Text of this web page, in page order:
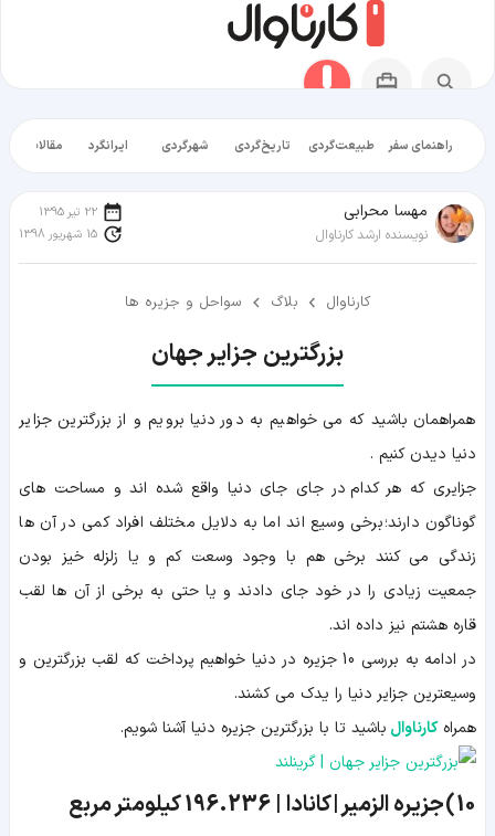
راهنمای سفر طبیعت‌گردی تاریخ‌گردی شهرگردی ایرانگرد مقالات
مهسا محرابی
نویسنده ارشد کارناوال
22 تیر 1395
15 شهریور 1398
کارناوال بلاگ سواحل و جزیره ها
بزرگترین جزایر جهان
همراهمان باشید که می خواهیم به دور دنیا برویم و از بزرگترین جزایر
دنیا دیدن کنیم .
جزایری که هر کدام در جای جای دنیا واقع شده اند و مساحت های
گوناگون دارند؛ برخی وسیع اند اما به دلایل مختلف افراد کمی در آن ها
زندگی می کنند برخی هم با وجود وسعت کم و یا زلزله خیز بودن
جمعیت زیادی را در خود جای دادند و یا حتی به برخی از آن ها لقب
قاره هشتم نیز داده اند.
در ادامه به بررسی 10 جزیره در دنیا خواهیم پرداخت که لقب بزرگترین و
وسیعترین جزایر دنیا را یدک می کشند.
همراهکارناوال باشید تا با بزرگترین جزیره دنیا آشنا شویم.
10 ) جزیره الزمیر | کانادا | 196.236کیلومتر مربع